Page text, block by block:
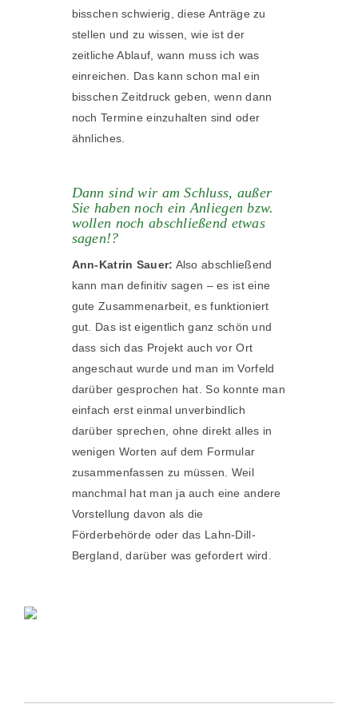
bisschen schwierig, diese Anträge zu
stellen und zu wissen, wie ist der
zeitliche Ablauf, wann muss ich was
einreichen. Das kann schon mal ein
bisschen Zeitdruck geben, wenn dann
noch Termine einzuhalten sind oder
ähnliches.
Dann sind wir am Schluss, außer
Sie haben noch ein Anliegen bzw.
wollen noch abschließend etwas
sagen!?
Ann-Katrin Sauer: Also abschließend
kann man definitiv sagen – es ist eine
gute Zusammenarbeit, es funktioniert
gut. Das ist eigentlich ganz schön und
dass sich das Projekt auch vor Ort
angeschaut wurde und man im Vorfeld
darüber gesprochen hat. So konnte man
einfach erst einmal unverbindlich
darüber sprechen, ohne direkt alles in
wenigen Worten auf dem Formular
zusammenfassen zu müssen. Weil
manchmal hat man ja auch eine andere
Vorstellung davon als die
Förderbehörde oder das Lahn-Dill-
Bergland, darüber was gefordert wird.